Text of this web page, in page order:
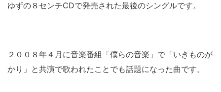
ゆずの８センチCDで発売された最後のシングルです。
２００８年４月に音楽番組「僕らの音楽」で「いきものが
かり」と共演で歌われたことでも話題になった曲です。